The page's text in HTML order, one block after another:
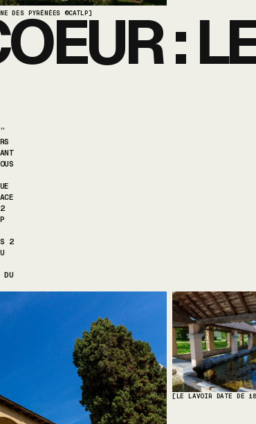
DES PYRÉNÉES ©CATLP] :
2
[LE LAVOIR DATE DE